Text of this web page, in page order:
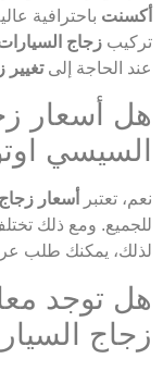
أكسنت باحترافية
تركيب زجاج
عند الحاجة إلىتغيير
هل أسعار
السيسي
نعم، تعتبر أسعار
للجميع. ومع ذلك
لذلك، يمكنك طلب
هل توجد
زجاج